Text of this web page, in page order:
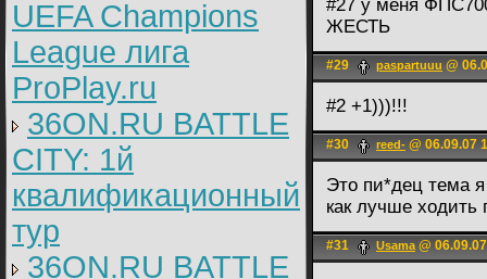
UEFA Champions
League лига
ProPlay.ru
36ON.RU BATTLE
CITY: 1й
квалификационный
тур
36ON.RU BATTLE
#27 у меня
ЖЕСТЬ
#29 paspartuuu @
#2 +1)))!!!
#30 reed- @ 06.09.07
Это пи*дец тема
как лучше
#31 Usama@